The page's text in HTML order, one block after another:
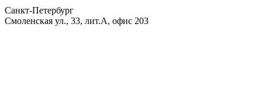
Санкт-Петербург
Смоленская ул., 33, лит.А, офис 203